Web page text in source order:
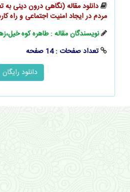
دانلود مقاله (نگاهی درون دینی
مردم در ایجاد امنیت اجتماعی و راه
نویسندگان مقاله : طاهره کوه
تعداد صفحات : 14 صفحه